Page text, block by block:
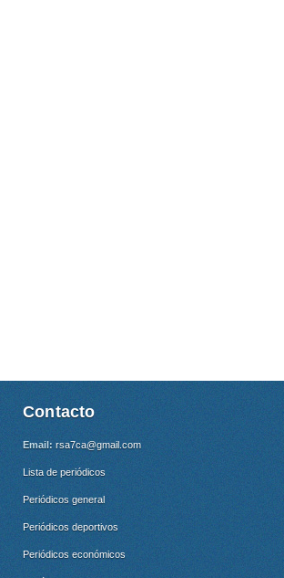
Contacto
Email: rsa7ca@gmail.com
Lista de periódicos
Periódicos general
Periódicos deportivos
Periódicos económicos